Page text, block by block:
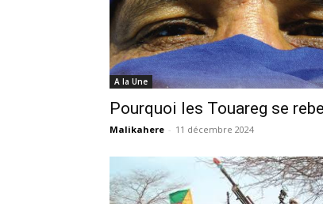
A la Une
Pourquoi les Touareg se
Malikahere - 11 décembre 2024